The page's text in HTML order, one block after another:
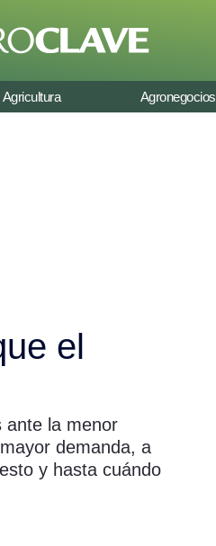
Agricultura Agronegocios
el
ante la menor
demanda, a
y hasta cuándo